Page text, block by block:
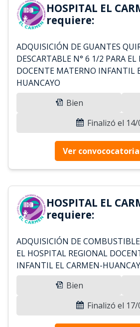
HOSPITAL EL
requiere:
ADQUISICIÓN DE GUANTES
DESCARTABLE N° 6 1/2 PARA
DOCENTE MATERNO INFANTIL
HUANCAYO
Bien
Finalizó el 14/
Ver
HOSPITAL EL
requiere:
ADQUISICIÓN DE
EL HOSPITAL REGIONAL
INFANTIL EL CARMEN-
Bien
Finalizó el